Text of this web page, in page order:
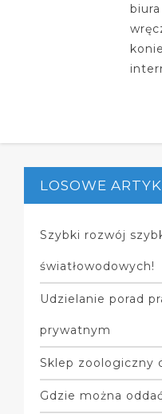
LOSOWE
Szybki rozwój
światłowodowych!
Udzielanie porad
prywatnym
Sklep zoologiczny
Gdzie można